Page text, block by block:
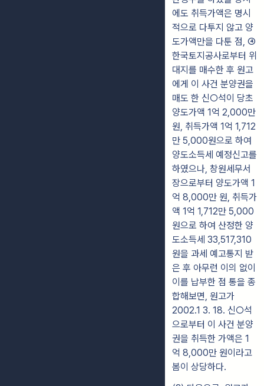
에도 취득가액은 명시
적으로 다투지 않고 양
도가액만을 다툰 점, ④
한국토지공사로부터 위
대지를 매수한 후 원고
에게 이 사건 분양권을
매도 한 신○석이 당초
양도가액 1억 2,000만
원, 취득가액 1억 1,712
만 5,000원으로 하여
양도소득세 예정신고를
하였으나, 창원세무서
장으로부터 양도가액 1
억 8,000만 원, 취득가
액 1억 1,712만 5,000
원으로 하여 산정한 양
도소득세 33,517,310
원을 과세 예고통지 받
은 후 아무런 이의 없이
이를 납부한 점 통을 종
합해보면, 원고가
2002.1 3. 18. 신○석
으로부터 이 사건 분양
권을 취득한 가액은 1
억 8,000만 원이라고
봄이 상당하다.